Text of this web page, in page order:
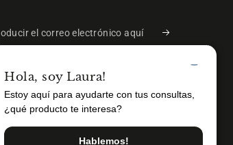
ahora y recibe beneficios exclusivos.
Instagram